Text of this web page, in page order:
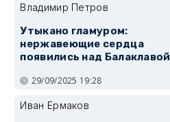
Владимир Петров
Утыкано гламуром:
нержавеющие сердца
появились над Балаклавой
29/09/2025 19:28
Иван Ермаков